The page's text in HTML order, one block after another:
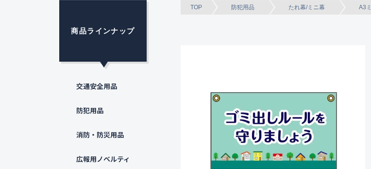
TOP 防犯用品 たれ幕/ミニ幕 A3
商品ラインナップ
交通安全用品
防犯用品
消防・防災用品
広報用ノベルティ